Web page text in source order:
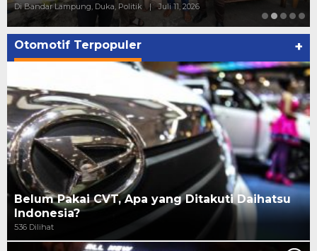
Di Bandar Lampung, Duka, Politik | Juli 11, 2026
Otomotif Terpopuler +
Belum Pakai CVT, Apa yang Ditakuti Daihatsu
Indonesia?
536 Dilihat